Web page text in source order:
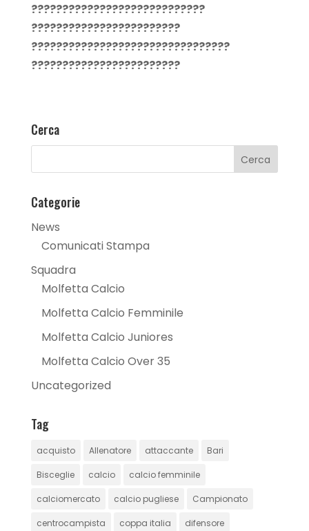
????????????????????????????
????????????????????????
????????????????????????????????
????????????????????????
Cerca
Categorie
News
Comunicati Stampa
Squadra
Molfetta Calcio
Molfetta Calcio Femminile
Molfetta Calcio Juniores
Molfetta Calcio Over 35
Uncategorized
Tag
acquisto Allenatore attaccante Bari
Bisceglie calcio calcio femminile
calciomercato calcio pugliese Campionato
centrocampista coppa italia difensore